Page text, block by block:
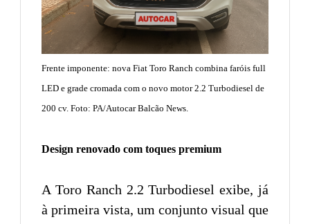
Frente imponente: nova Fiat Toro Ranch combina faróis full
LED e grade cromada com o novo motor 2.2 Turbodiesel de
200 cv. Foto: PA/Autocar Balcão News.
Design renovado com toques premium
A Toro Ranch 2.2 Turbodiesel exibe, já
à primeira vista, um conjunto visual que